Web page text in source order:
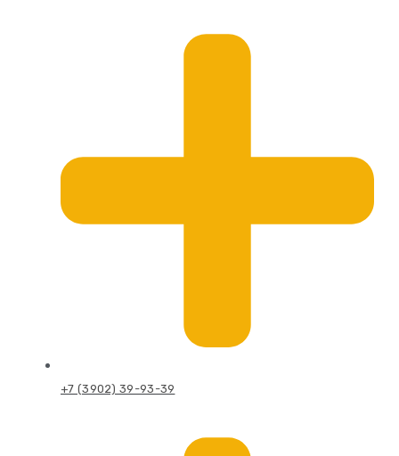
+7 (3902) 39-93-39